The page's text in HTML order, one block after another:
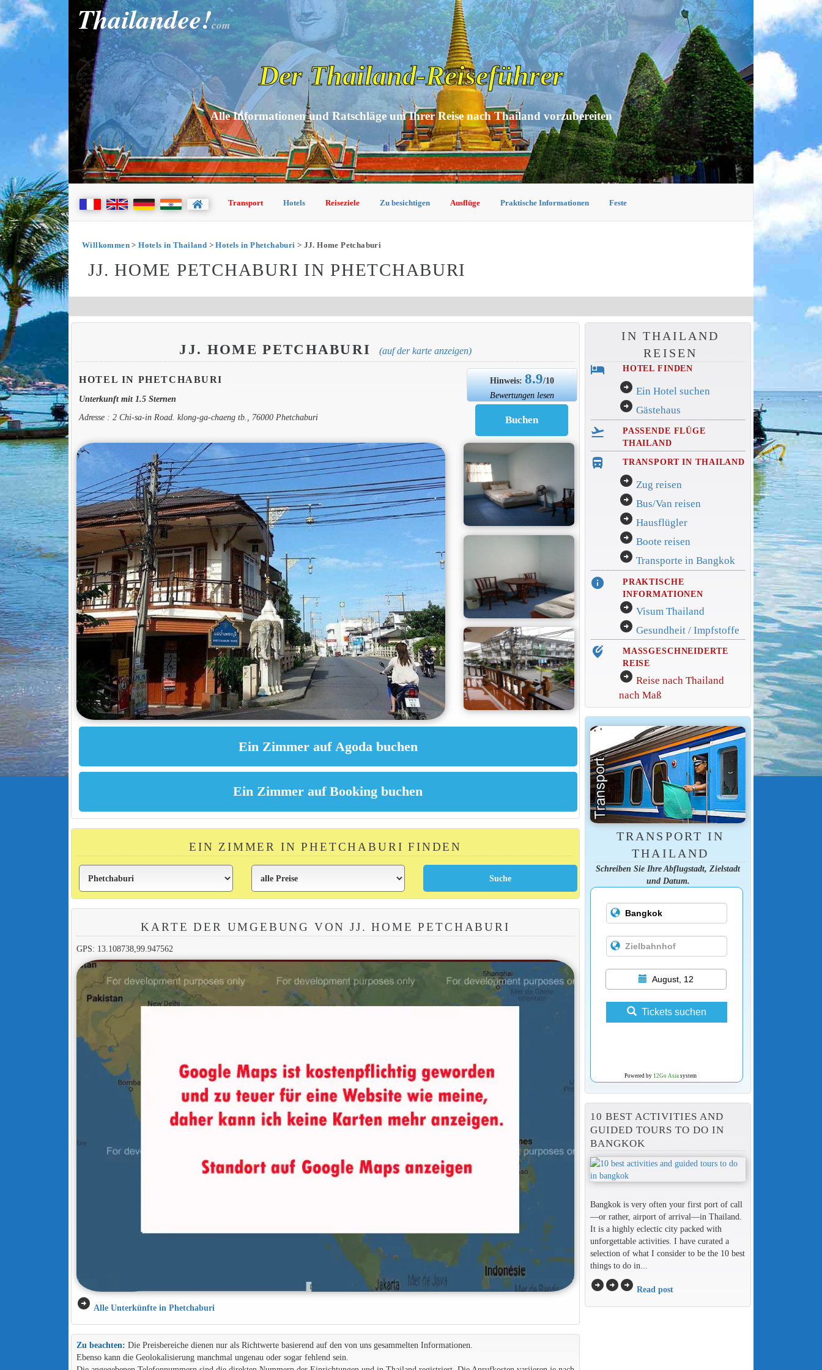
Thailandee!com
Der Thailand-Reiseführer
Alle Informationen und Ratschläge um Ihrer Reise nach Thailand vorzubereiten
Transport Hotels Reiseziele Zu besichtigen Ausflüge Praktische Informationen Feste
Willkommen>Hotels in Thailand >Hotels in Phetchaburi > JJ. Home Petchaburi
JJ. HOME PETCHABURI IN PHETCHABURI
JJ. HOME PETCHABURI (auf der karte anzeigen)
HOTEL IN PHETCHABURI
Unterkunft mit 1.5 Sternen
Adresse : 2 Chi-sa-in Road. klong-ga-chaeng tb., 76000 Phetchaburi
Hinweis:8.9/10
Bewertungen lesen
EIN ZIMMER IN PHETCHABURI FINDEN
KARTE DER UMGEBUNG VON JJ. HOME PETCHABURI
GPS: 13.108738,99.947562
arrow_circle_right Alle Unterkünfte in Phetchaburi
Zu beachten: Die Preisbereiche dienen nur als Richtwerte basierend auf den von uns gesammelten Informationen.
Ebenso kann die Geolokalisierung manchmal ungenau oder sogar fehlend sein.
IN THAILAND
REISEN
hotel HOTEL FINDEN
arrow_circle_right Ein Hotel suchen
arrow_circle_right Gästehaus
flight_takeoff
PASSENDE FLÜGE
THAILAND
directions_bus_filled TRANSPORT IN THAILAND
arrow_circle_right Zug reisen
arrow_circle_right Bus/Van reisen
arrow_circle_right Hausflügler
arrow_circle_right Boote reisen
arrow_circle_right Transporte in Bangkok
info
PRAKTISCHE
INFORMATIONEN
arrow_circle_right Visum Thailand
arrow_circle_right Gesundheit / Impfstoffe
edit_location_alt
MASSGESCHNEIDERTE
REISE
arrow_circle_right Reise nach Thailand
nach Maß
TRANSPORT IN
THAILAND
Schreiben Sie Ihre Abflugstadt, Zielstadt
und Datum.
August, 12
Tickets suchen
Powered by 12Go Asiasystem
10 BEST ACTIVITIES AND
GUIDED TOURS TO DO IN
BANGKOK
Bangkok is very often your first port of call
—or rather, airport of arrival—in Thailand.
It is a highly eclectic city packed with
unforgettable activities. I have curated a
selection of what I consider to be the 10 best
things to do in...
arrow_circle_rightarrow_circle_rightarrow_circle_right Read post